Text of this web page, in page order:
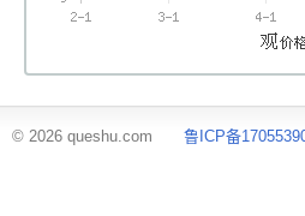
© 2026 queshu.com 鲁ICP备